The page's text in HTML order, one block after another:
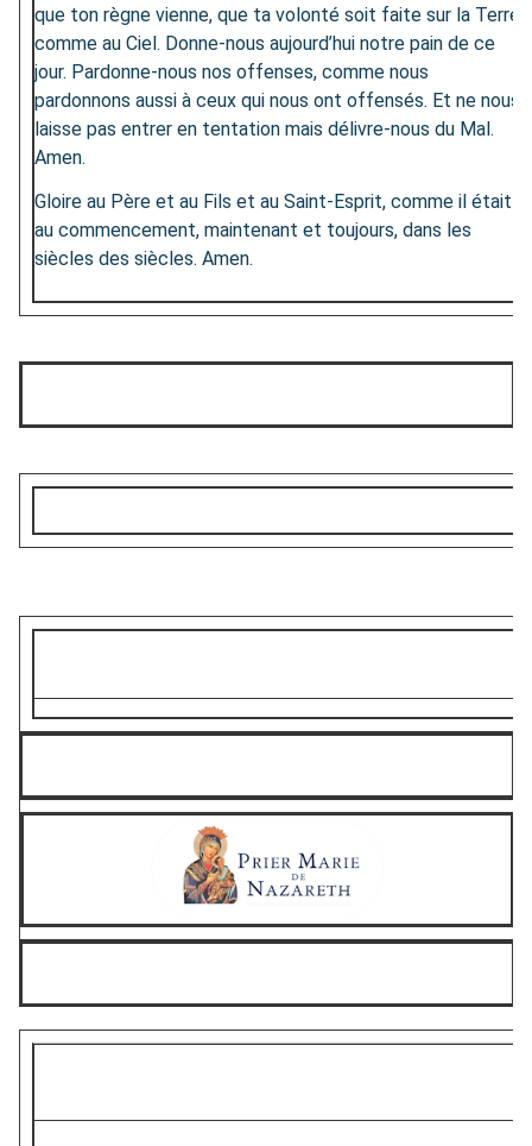
que ton règne vienne, que ta volonté soit faite sur la Terre
comme au Ciel. Donne-nous aujourd’hui notre pain de ce
jour. Pardonne-nous nos offenses, comme nous
pardonnons aussi à ceux qui nous ont offensés. Et ne nous
laisse pas entrer en tentation mais délivre-nous du Mal.
Amen.
Gloire au Père et au Fils et au Saint-Esprit, comme il était
au commencement, maintenant et toujours, dans les
siècles des siècles. Amen.